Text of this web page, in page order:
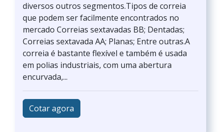
diversos outros segmentos.Tipos de correia
que podem ser facilmente encontrados no
mercado Correias sextavadas BB; Dentadas;
Correias sextavada AA; Planas; Entre outras.A
correia é bastante flexível e também é usada
em polias industriais, com uma abertura
encurvada,...
Cotar agora